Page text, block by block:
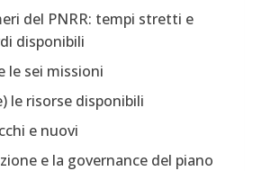
del PNRR: tempi stretti e
disponibili
le sei missioni
le risorse disponibili
e nuovi
e la governance del piano